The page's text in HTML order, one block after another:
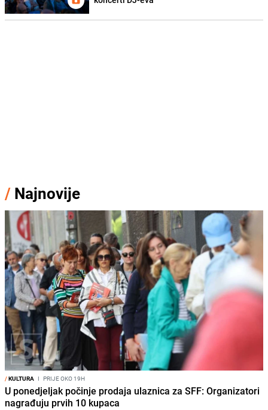
/ Najnovije
/KULTURA I PRIJE OKO 19H
U ponedjeljak počinje prodaja ulaznica za SFF: Organizatori
nagrađuju prvih 10 kupaca